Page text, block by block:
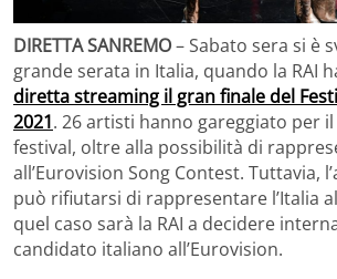
DIRETTA SANREMO– Sabato sera si è
grande serata in Italia, quando la RAI
diretta streaming il gran finale del
2021. 26 artisti hanno gareggiato per
festival, oltre alla possibilità di
all’Eurovision Song Contest. Tuttavia,
può rifiutarsi di rappresentare l’Italia
quel caso sarà la RAI a decidere
candidato italiano all’Eurovision.